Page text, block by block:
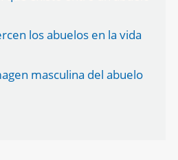
los abuelos en la vida
masculina del abuelo